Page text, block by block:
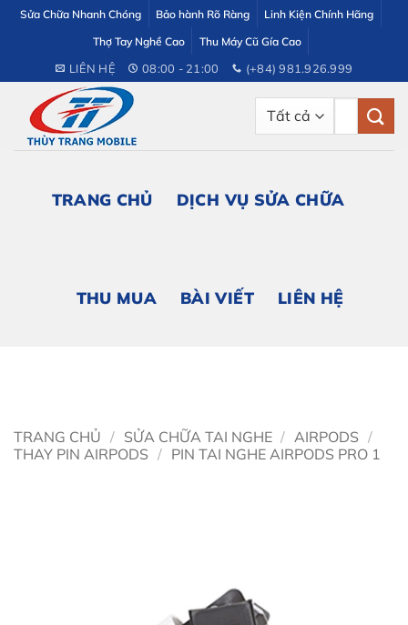
dung
Sửa Chữa Nhanh Chóng Bảo hành Rõ Ràng
Linh Kiện Chính Hãng
Thợ Tay Nghề Cao
Thu Máy Cũ Gía Cao
LIÊN HỆ 08:00 - 21:00 (+84) 981.926.999
TRANG CHỦ DỊCH VỤ SỬA CHỮA
THU MUA BÀI VIẾT LIÊN HỆ
TRANG CHỦ / SỬA CHỮA TAI NGHE / AIRPODS /
THAY PIN AIRPODS / PIN TAI NGHE AIRPODS PRO 1